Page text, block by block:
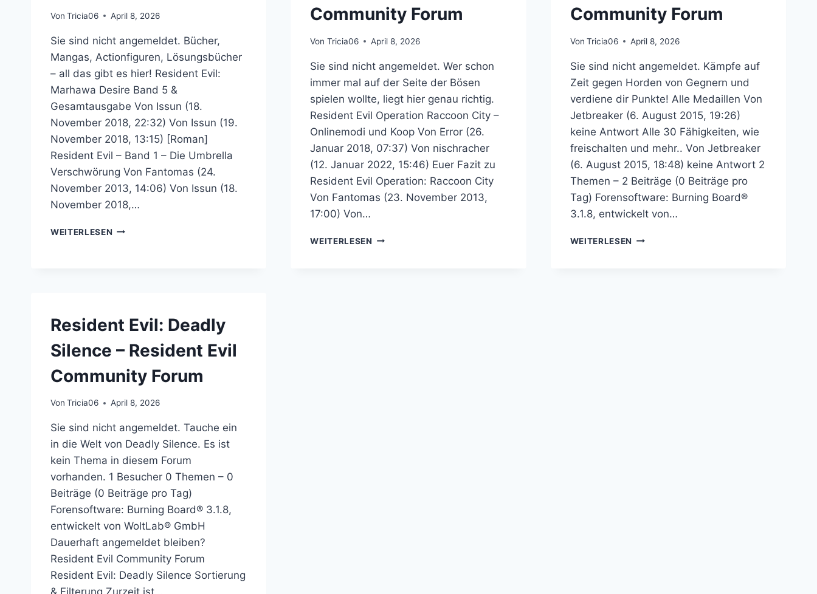
Von Tricia06 April 8, 2026
Sie sind nicht angemeldet. Bücher,
Mangas, Actionfiguren, Lösungsbücher
– all das gibt es hier! Resident Evil:
Marhawa Desire Band 5 &
Gesamtausgabe Von Issun (18.
November 2018, 22:32) Von Issun (19.
November 2018, 13:15) [Roman]
Resident Evil – Band 1 – Die Umbrella
Verschwörung Von Fantomas (24.
November 2013, 14:06) Von Issun (18.
November 2018,…
WEITERLESEN MERCHANDISE
Community Forum
Von Tricia06 April 8, 2026
Sie sind nicht angemeldet. Wer schon
immer mal auf der Seite der Bösen
spielen wollte, liegt hier genau richtig.
Resident Evil Operation Raccoon City –
Onlinemodi und Koop Von Error (26.
Januar 2018, 07:37) Von nischracher
(12. Januar 2022, 15:46) Euer Fazit zu
Resident Evil Operation: Raccoon City
Von Fantomas (23. November 2013,
17:00) Von…
WEITERLESEN RESIDENT
Community Forum
Von Tricia06 April 8, 2026
Sie sind nicht angemeldet. Kämpfe auf
Zeit gegen Horden von Gegnern und
verdiene dir Punkte! Alle Medaillen Von
Jetbreaker (6. August 2015, 19:26)
keine Antwort Alle 30 Fähigkeiten, wie
freischalten und mehr.. Von Jetbreaker
(6. August 2015, 18:48) keine Antwort 2
Themen – 2 Beiträge (0 Beiträge pro
Tag) Forensoftware: Burning Board®
3.1.8, entwickelt von…
WEITERLESEN RESIDENT
Resident Evil: Deadly
Silence – Resident Evil
Community Forum
Von Tricia06 April 8, 2026
Sie sind nicht angemeldet. Tauche ein
in die Welt von Deadly Silence. Es ist
kein Thema in diesem Forum
vorhanden. 1 Besucher 0 Themen – 0
Beiträge (0 Beiträge pro Tag)
Forensoftware: Burning Board® 3.1.8,
entwickelt von WoltLab® GmbH
Dauerhaft angemeldet bleiben?
Resident Evil Community Forum
Resident Evil: Deadly Silence Sortierung